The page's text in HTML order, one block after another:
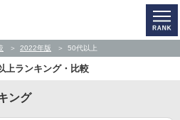
2022年版 50代以上
上ランキング・比較
ング